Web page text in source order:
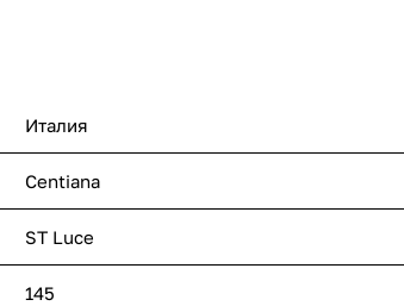
Италия
Centiаna
ST Luce
145